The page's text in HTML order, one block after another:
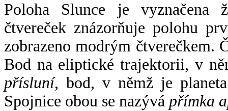
Poloha Slunce je vyznačena
čtvereček znázorňuje polohu
zobrazeno modrým čtverečkem.
Bod na eliptické trajektorii, v
přísluní, bod, v němž je
Spojnice obou se nazývá přímka